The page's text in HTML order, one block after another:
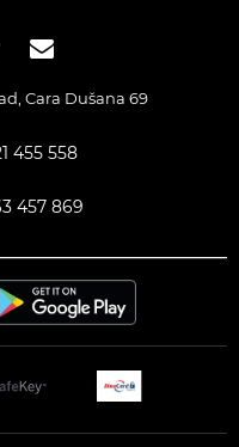
Cara Dušana 69
455 558
457 869